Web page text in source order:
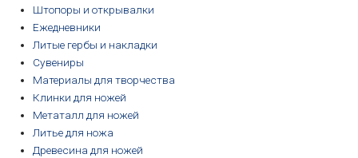
Штопоры и открывалки
Ежедневники
Литые гербы и накладки
Сувениры
Материалы для творчества
Клинки для ножей
Метаталл для ножей
Литье для ножа
Древесина для ножей